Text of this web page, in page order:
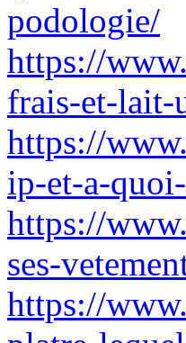
podologie/
https://
frais-et-lait-
https://
ip-et-a-
https://
ses-
https://